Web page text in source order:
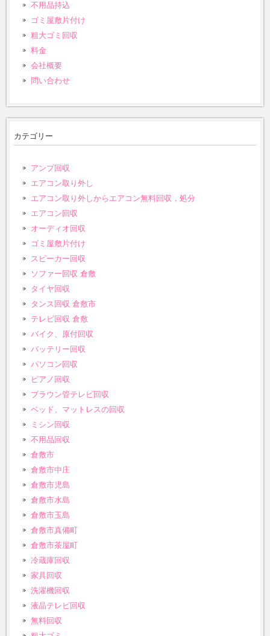
不用品持込
ゴミ屋敷片付け
粗大ゴミ回収
料金
会社概要
問い合わせ
カテゴリー
アンプ回収
エアコン取り外し
エアコン取り外しからエアコン無料回収，処分
エアコン回収
オーディオ回収
ゴミ屋敷片付け
スピーカー回収
ソファー回収 倉敷
タイヤ回収
タンス回収 倉敷市
テレビ回収 倉敷
バイク、原付回収
バッテリー回収
パソコン回収
ピアノ回収
ブラウン管テレビ回収
ベッド、マットレスの回収
ミシン回収
不用品回収
倉敷市
倉敷市中庄
倉敷市児島
倉敷市水島
倉敷市玉島
倉敷市真備町
倉敷市茶屋町
冷蔵庫回収
家具回収
洗濯機回収
液晶テレビ回収
無料回収